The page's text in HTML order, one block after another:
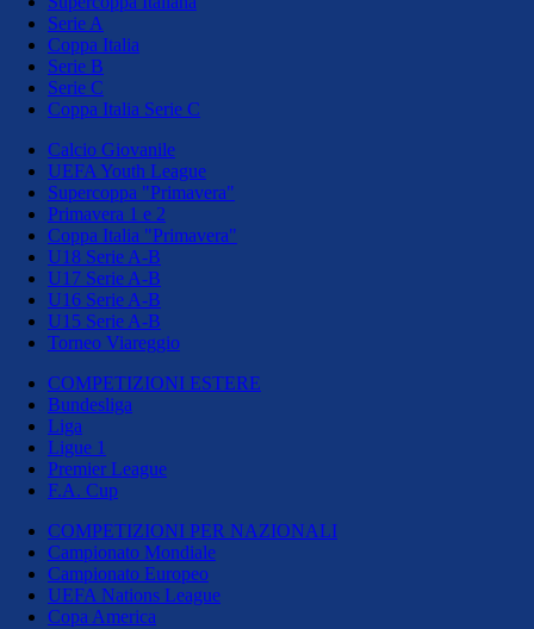
Serie A
Coppa Italia
Serie B
Serie C
Coppa Italia Serie C
Calcio Giovanile
UEFA Youth League
Supercoppa "Primavera"
Primavera 1 e 2
Coppa Italia "Primavera"
U18 Serie A-B
U17 Serie A-B
U16 Serie A-B
U15 Serie A-B
Torneo Viareggio
COMPETIZIONI ESTERE
Bundesliga
Liga
Ligue 1
Premier League
F.A. Cup
COMPETIZIONI PER NAZIONALI
Campionato Mondiale
Campionato Europeo
UEFA Nations League
Copa America